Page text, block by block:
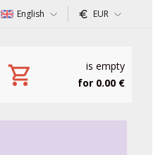
English EUR
is empty
for 0.00 €